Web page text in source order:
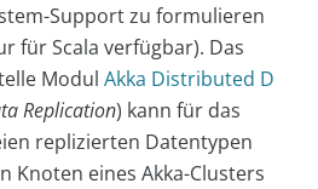
Support zu formulieren
für Scala verfügbar). Das
Modul Akka Distributed D
Replication) kann für das
replizierten Datentypen
Knoten eines Akka-Clusters